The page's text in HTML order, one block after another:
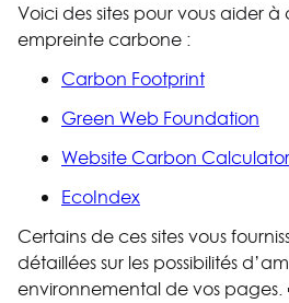
Voici des sites pour vous aider à
empreinte carbone :
Carbon Footprint
Green Web Foundation
Website Carbon Calculator
EcoIndex
Certains de ces sites vous
détaillées sur les possibilités
environnemental de vos pages.